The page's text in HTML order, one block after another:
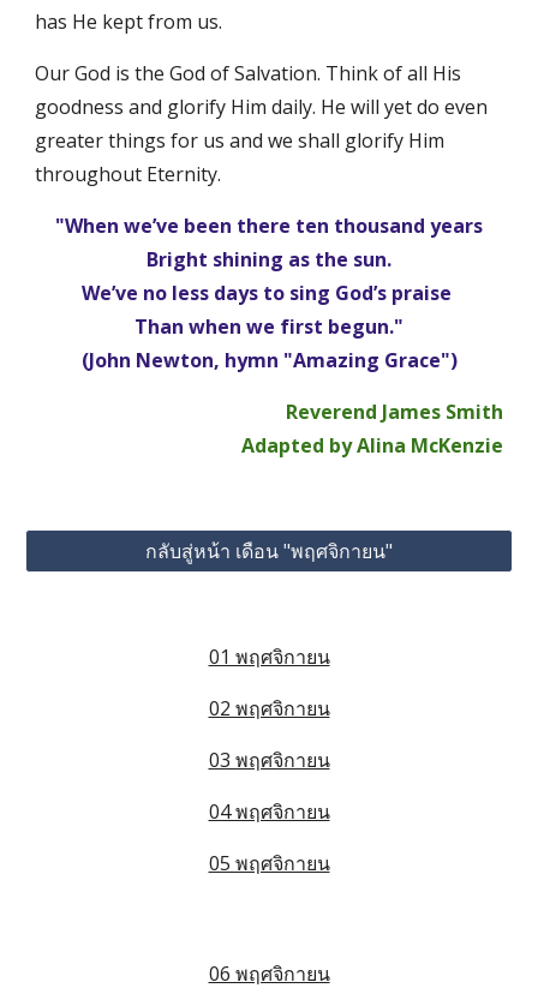
has He kept from us.
Our God is the God of Salvation. Think of all His
goodness and glorify Him daily. He will yet do even
greater things for us and we shall glorify Him
throughout Eternity.
"When we’ve been there ten thousand years
Bright shining as the sun.
We’ve no less days to sing God’s praise
Than when we first begun."
(John Newton, hymn "Amazing Grace")
Reverend James Smith
Adapted by Alina McKenzie
กลับสู่หน้า เดือน "พฤศจิกายน"
01 พฤศจิกายน
02 พฤศจิกายน
03 พฤศจิกายน
04 พฤศจิกายน
05 พฤศจิกายน
06 พฤศจิกายน